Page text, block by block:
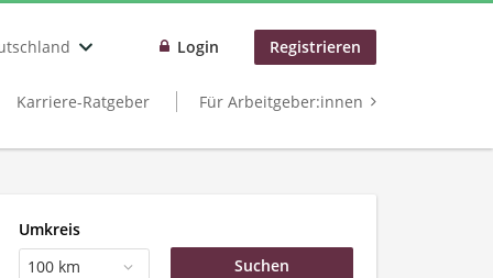
Login Registrieren
Karriere-Ratgeber Für Arbeitgeber:innen
Umkreis
100 km